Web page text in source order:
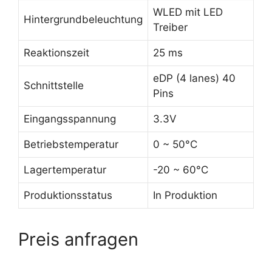
Hintergrundbeleuchtung
WLED mit LED
Treiber
Reaktionszeit 25 ms
Schnittstelle
eDP (4 lanes) 40
Pins
Eingangsspannung 3.3V
Betriebstemperatur 0 ~ 50°C
Lagertemperatur -20 ~ 60°C
Produktionsstatus In Produktion
Preis anfragen